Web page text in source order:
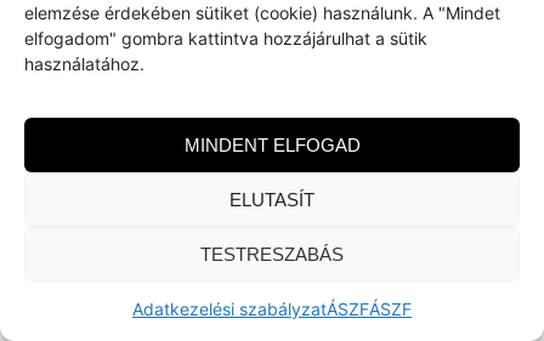
elemzése érdekében sütiket (cookie) használunk. A "Mindet
elfogadom" gombra kattintva hozzájárulhat a sütik
használatához.
MINDENT ELFOGAD
ELUTASÍT
TESTRESZABÁS
Adatkezelési szabályzatÁSZFÁSZF